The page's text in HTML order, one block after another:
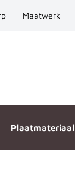
Maatwerk
Plaatmateriaal